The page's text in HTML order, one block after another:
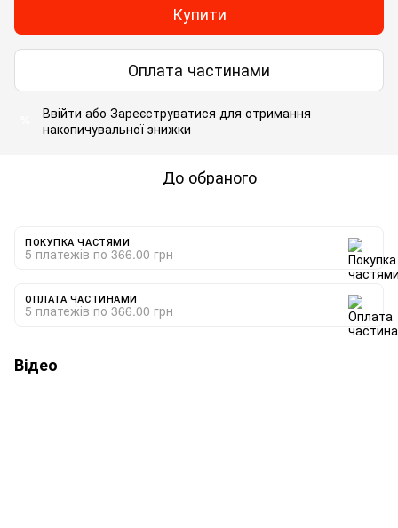
Купити
Оплата частинами
Ввійти або Зареєструватися для отримання
накопичувальної знижки
До обраного
ПОКУПКА ЧАСТЯМИ
5 платежів по 366.00 грн
ОПЛАТА ЧАСТИНАМИ
5 платежів по 366.00 грн
Відео